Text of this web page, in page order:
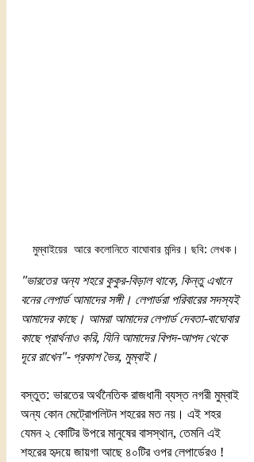
মুম্বাইয়ের  আরে কলোনিতে বাঘোবার মন্দির। ছবি: লেখক।
"ভারতের অন্য শহরে কুকুর-বিড়াল থাকে, কিন্তু এখানে
বনের লেপার্ড আমাদের সঙ্গী। লেপার্ডরা পরিবারের সদস্যই
আমাদের কাছে। আমরা আমাদের লেপার্ড দেবতা-বাঘোবার
কাছে প্রার্থনাও করি, যিনি আমাদের বিপদ-আপদ থেকে
দূরে রাখেন"- প্রকাশ ভৈর, মুম্বাই।
বস্তুত: ভারতের অর্থনৈতিক রাজধানী ব্যস্ত নগরী মুম্বাই
অন্য কোন মেট্রোপলিটন শহরের মত নয়। এই শহর
যেমন ২ কোটির উপরে মানুষের বাসস্থান, তেমনি এই
শহরের হৃদয়ে জায়গা আছে ৪০টির ওপর লেপার্ডেরও !